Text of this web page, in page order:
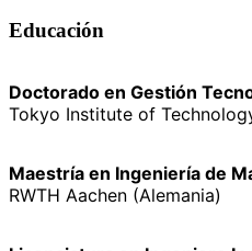
Educación
Doctorado en Gestión
Tokyo Institute of
Maestría en Ingeniería de
RWTH Aachen (Alemania)